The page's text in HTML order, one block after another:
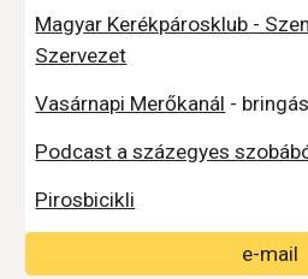
Magyar Kerékpárosklub -
Szervezet
Vasárnapi Merőkanál -
Podcast a százegyes
Pirosbicikli
e-mail